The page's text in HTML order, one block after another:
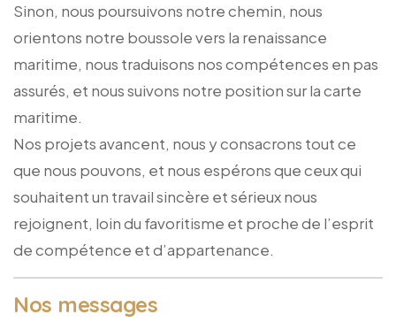
Sinon, nous poursuivons notre chemin, nous
orientons notre boussole vers la renaissance
maritime, nous traduisons nos compétences en pas
assurés, et nous suivons notre position sur la carte
maritime.
Nos projets avancent, nous y consacrons tout ce
que nous pouvons, et nous espérons que ceux qui
souhaitent un travail sincère et sérieux nous
rejoignent, loin du favoritisme et proche de l’esprit
de compétence et d’appartenance.
Nos messages